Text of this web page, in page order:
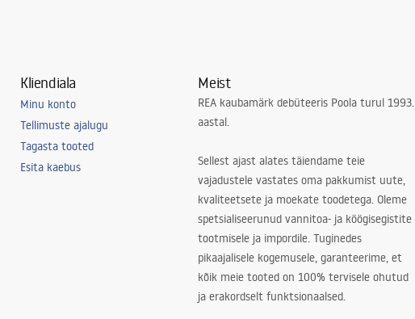
Kliendiala
Minu konto
Tellimuste ajalugu
Tagasta tooted
Esita kaebus
Meist
REA kaubamärk debüteeris Poola turul 1993.
aastal.
Sellest ajast alates täiendame teie
vajadustele vastates oma pakkumist uute,
kvaliteetsete ja moekate toodetega. Oleme
spetsialiseerunud vannitoa- ja köögisegistite
tootmisele ja impordile. Tuginedes
pikaajalisele kogemusele, garanteerime, et
kõik meie tooted on 100% tervisele ohutud
ja erakordselt funktsionaalsed.